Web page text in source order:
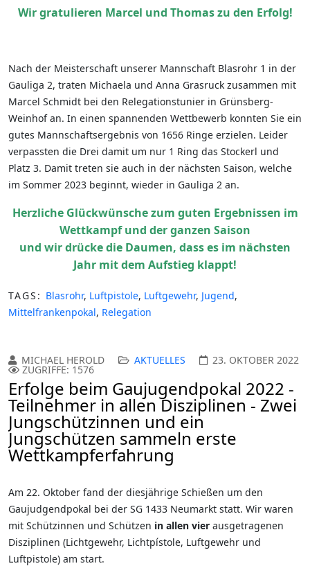
Wir gratulieren Marcel und Thomas zu den Erfolg!
Nach der Meisterschaft unserer Mannschaft Blasrohr 1 in der
Gauliga 2, traten Michaela und Anna Grasruck zusammen mit
Marcel Schmidt bei den Relegationstunier in Grünsberg-
Weinhof an. In einen spannenden Wettbewerb konnten Sie ein
gutes Mannschaftsergebnis von 1656 Ringe erzielen. Leider
verpassten die Drei damit um nur 1 Ring das Stockerl und
Platz 3. Damit treten sie auch in der nächsten Saison, welche
im Sommer 2023 beginnt, wieder in Gauliga 2 an.
Herzliche Glückwünsche zum guten Ergebnissen im
Wettkampf und der ganzen Saison
und wir drücke die Daumen, dass es im nächsten
Jahr mit dem Aufstieg klappt!
TAGS: Blasrohr, Luftpistole, Luftgewehr, Jugend,
Mittelfrankenpokal, Relegation
MICHAEL HEROLD AKTUELLES 23. OKTOBER 2022
ZUGRIFFE: 1576
Erfolge beim Gaujugendpokal 2022 -
Teilnehmer in allen Disziplinen - Zwei
Jungschützinnen und ein
Jungschützen sammeln erste
Wettkampferfahrung
Am 22. Oktober fand der diesjährige Schießen um den
Gaujudgendpokal bei der SG 1433 Neumarkt statt. Wir waren
mit Schützinnen und Schützen in allen vier ausgetragenen
Disziplinen (Lichtgewehr, Lichtpístole, Luftgewehr und
Luftpistole) am start.